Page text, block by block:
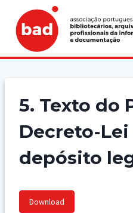
content
5. Texto do
Decreto-
depósito
Download